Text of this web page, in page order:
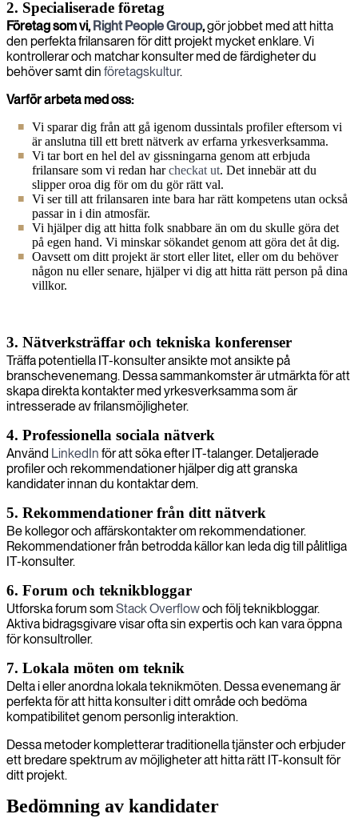
2. Specialiserade företag
Företag som vi,Right People Group,gör jobbet med att hitta
den perfekta frilansaren för ditt projekt mycket enklare. Vi
kontrollerar och matchar konsulter med de färdigheter du
behöver samt din företagskultur.
Varför arbeta med oss:
Vi sparar dig från att gå igenom dussintals profiler eftersom vi
är anslutna till ett brett nätverk av erfarna yrkesverksamma.
Vi tar bort en hel del av gissningarna genom att erbjuda
frilansare som vi redan harcheckat ut. Det innebär att du
slipper oroa dig för om du gör rätt val.
Vi ser till att frilansaren inte bara har rätt kompetens utan också
passar in i din atmosfär.
Vi hjälper dig att hitta folk snabbare än om du skulle göra det
på egen hand. Vi minskar sökandet genom att göra det åt dig.
Oavsett om ditt projekt är stort eller litet, eller om du behöver
någon nu eller senare, hjälper vi dig att hitta rätt person på dina
villkor.
3. Nätverksträffar och tekniska konferenser
Träffa potentiella IT-konsulter ansikte mot ansikte på
branschevenemang. Dessa sammankomster är utmärkta för att
skapa direkta kontakter med yrkesverksamma som är
intresserade av frilansmöjligheter.
4. Professionella sociala nätverk
Använd LinkedIn för att söka efter IT-talanger. Detaljerade
profiler och rekommendationer hjälper dig att granska
kandidater innan du kontaktar dem.
5. Rekommendationer från ditt nätverk
Be kollegor och affärskontakter om rekommendationer.
Rekommendationer från betrodda källor kan leda dig till pålitliga
IT-konsulter.
6. Forum och teknikbloggar
Utforska forum som Stack Overflowoch följ teknikbloggar.
Aktiva bidragsgivare visar ofta sin expertis och kan vara öppna
för konsultroller.
7. Lokala möten om teknik
Delta i eller anordna lokala teknikmöten. Dessa evenemang är
perfekta för att hitta konsulter i ditt område och bedöma
kompatibilitet genom personlig interaktion.
Dessa metoder kompletterar traditionella tjänster och erbjuder
ett bredare spektrum av möjligheter att hitta rätt IT-konsult för
ditt projekt.
Bedömning av kandidater